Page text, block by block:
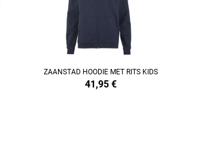
ZAANSTAD HOODIE MET RITS KIDS
41,95 €